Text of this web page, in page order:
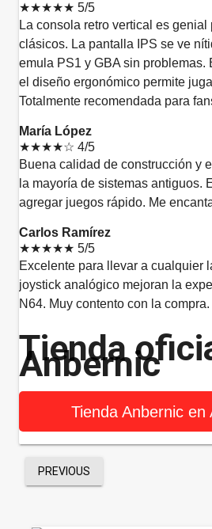
★★★★★ 5/5
La consola retro vertical es
clásicos. La pantalla IPS se ve
emula PS1 y GBA sin problemas.
el diseño ergonómico permite
Totalmente recomendada para
María López
★★★★☆ 4/5
Buena calidad de construcción y
la mayoría de sistemas antiguos.
agregar juegos rápido. Me
Carlos Ramírez
★★★★★ 5/5
Excelente para llevar a cualquier
joystick analógico mejoran la
N64. Muy contento con la compra.
Tienda
Anbernic
Tienda Anbernic en
PREVIOUS